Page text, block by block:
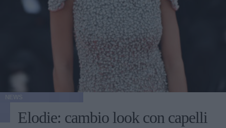
Elodie: cambio look con capelli